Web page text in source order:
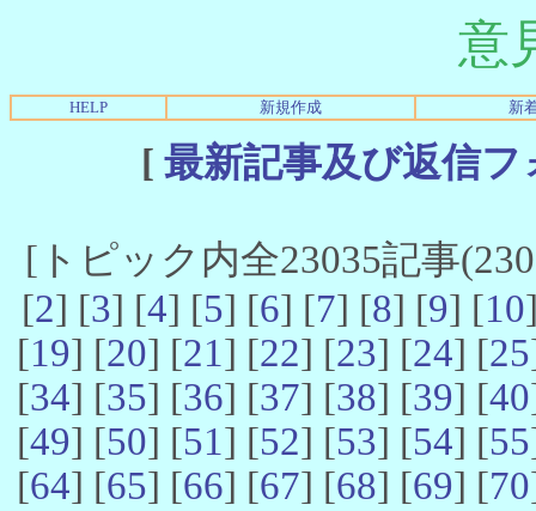
意
HELP 新規作成 新
[ 最新記事及び返信
[トピック内全23035記事
[2] [3] [4] [5] [6] [7] [8] [9] [10
[19] [20] [21] [22] [23] [24] [25
[34] [35] [36] [37] [38] [39] [40
[49] [50] [51] [52] [53] [54] [55
[64] [65] [66] [67] [68] [69] [70